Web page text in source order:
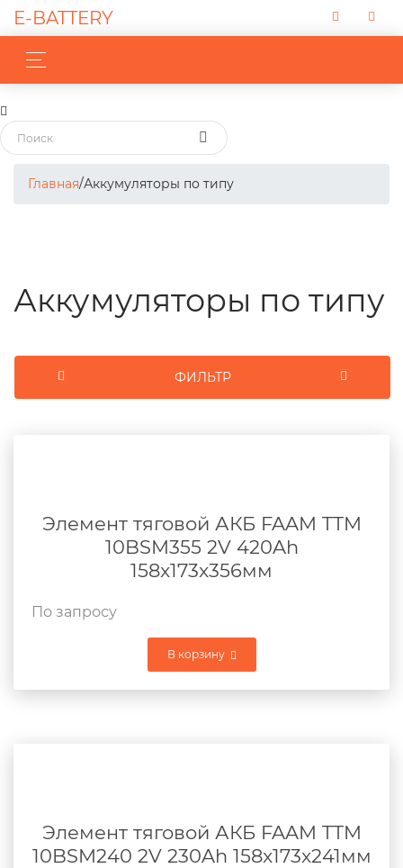
E-BATTERY
Главная/Аккумуляторы по типу
Аккумуляторы по типу
Элемент тяговой АКБ FAAM TTM
10BSM355 2V 420Ah
158x173x356мм
По запросу
В корзину
Элемент тяговой АКБ FAAM TTM
10BSM240 2V 230Ah 158x173x241мм
ФИЛЬТР